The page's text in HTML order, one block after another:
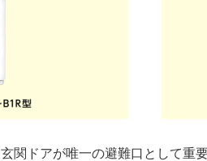
関ドアが唯一の避難口として重